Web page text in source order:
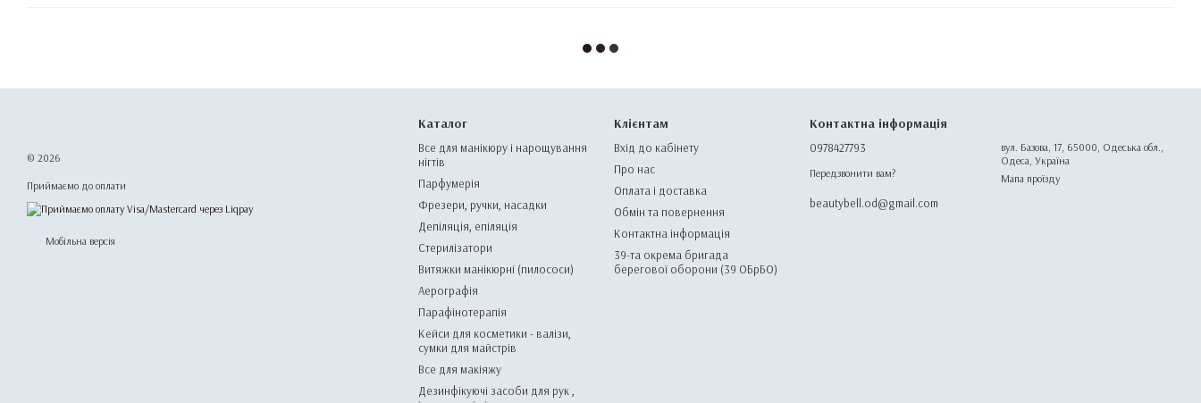
© 2026
Приймаємо до оплати
Мобільна версія
Каталог
Все для манікюру і нарощування
нігтів
Парфумерія
Фрезери, ручки, насадки
Депіляція, епіляція
Стерилізатори
Витяжки манікюрні (пилососи)
Аерографія
Парафінотерапія
Кейси для косметики - валізи,
сумки для майстрів
Все для макіяжу
Дезинфікуючі засоби для рук ,
Клієнтам
Вхід до кабінету
Про нас
Оплата і доставка
Обмін та повернення
Контактна інформація
39-та окрема бригада
берегової оборони (39 ОБрБО)
Контактна інформація
0978427793
Передзвонити вам?
beautybell.od@gmail.com
вул. Базова, 17, 65000, Одеська обл.,
Одеса, Україна
Мапа проїзду